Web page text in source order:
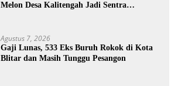
Melon Desa Kalitengah Jadi Sentra
Agustus 7, 2026
Gaji Lunas, 533 Eks Buruh Rokok di Kota
Blitar dan Masih Tunggu Pesangon